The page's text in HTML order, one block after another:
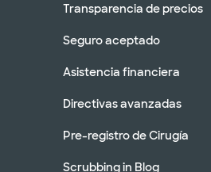
Transparencia de precios
Seguro aceptado
Asistencia financiera
Directivas avanzadas
Pre-registro de Cirugía
Scrubbing in Blog